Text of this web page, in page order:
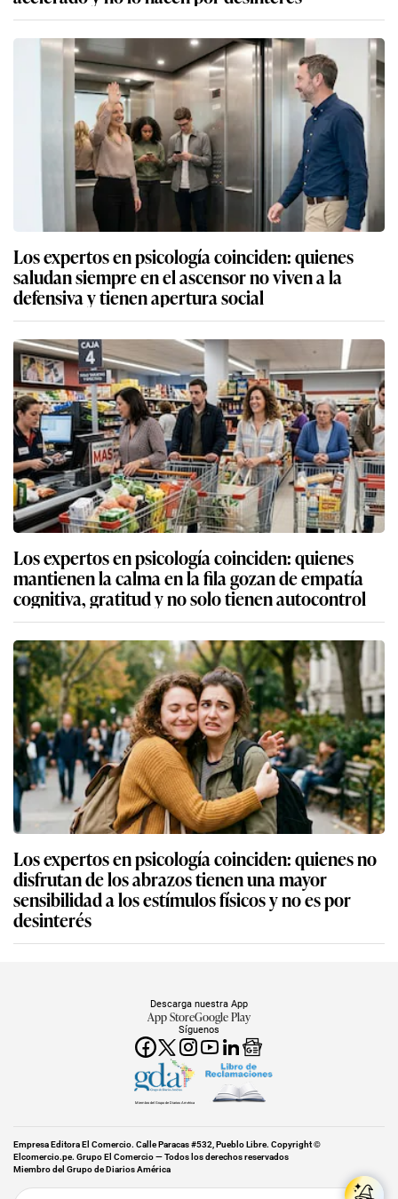
Los expertos en psicología coinciden: quienes
saludan siempre en el ascensor no viven a la
defensiva y tienen apertura social
Los expertos en psicología coinciden: quienes
mantienen la calma en la fila gozan de empatía
cognitiva, gratitud y no solo tienen autocontrol
Los expertos en psicología coinciden: quienes no
disfrutan de los abrazos tienen una mayor
sensibilidad a los estímulos físicos y no es por
desinterés
Síguenos
Descarga nuestra App
App StoreGoogle Play
Miembro del Grupo de Diarios América
Empresa Editora El Comercio. Calle Paracas #532, Pueblo Libre. Copyright ©
Elcomercio.pe. Grupo El Comercio — Todos los derechos reservados
Miembro del Grupo de Diarios América